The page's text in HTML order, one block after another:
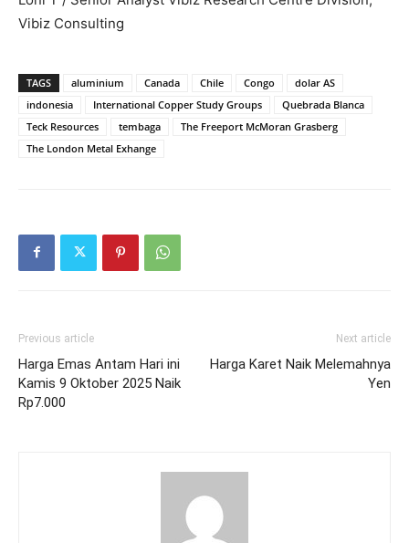
Vibiz Consulting
TAGS aluminium Canada Chile Congo
dolar AS
indonesia
International Copper Study Groups
Quebrada Blanca
Teck Resources
tembaga
The Freeport McMoran Grasberg
The London Metal Exhange
Previous article
Harga Emas Antam Hari ini
Kamis 9 Oktober 2025 Naik
Rp7.000
Next article
Harga Karet Naik Melemahnya
Yen